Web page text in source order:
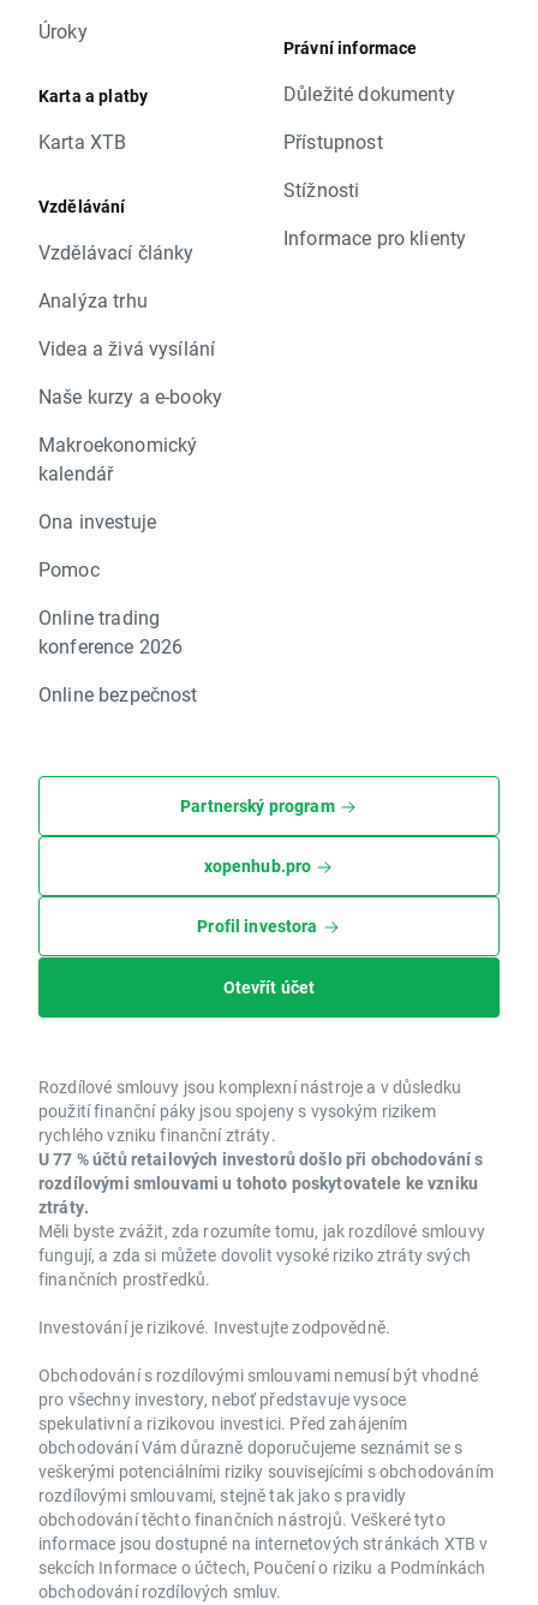
Úroky
Karta a platby
Karta XTB
Vzdělávání
Vzdělávací články
Analýza trhu
Videa a živá vysílání
Naše kurzy a e-booky
Makroekonomický
kalendář
Ona investuje
Pomoc
Online trading
konference 2026
Online bezpečnost
Právní informace
Důležité dokumenty
Přístupnost
Stížnosti
Informace pro klienty
Partnerský program
xopenhub.pro
Profil investora
Otevřít účet
Rozdílové smlouvy jsou komplexní nástroje a v důsledku
použití finanční páky jsou spojeny s vysokým rizikem
rychlého vzniku finanční ztráty.
U 77 % účtů retailových investorů došlo při obchodování s
rozdílovými smlouvami u tohoto poskytovatele ke vzniku
ztráty.
Měli byste zvážit, zda rozumíte tomu, jak rozdílové smlouvy
fungují, a zda si můžete dovolit vysoké riziko ztráty svých
finančních prostředků.
Investování je rizikové. Investujte zodpovědně.
Obchodování s rozdílovými smlouvami nemusí být vhodné
pro všechny investory, neboť představuje vysoce
spekulativní a rizikovou investici. Před zahájením
obchodování Vám důrazně doporučujeme seznámit se s
veškerými potenciálními riziky souvisejícími s obchodováním
rozdílovými smlouvami, stejně tak jako s pravidly
obchodování těchto finančních nástrojů. Veškeré tyto
informace jsou dostupné na internetových stránkách XTB v
sekcích Informace o účtech, Poučení o riziku a Podmínkách
obchodování rozdílových smluv.